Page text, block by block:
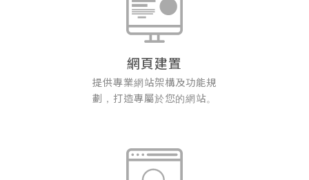
網頁建置
提供專業網站架構及功能規
劃，打造專屬於您的網站。